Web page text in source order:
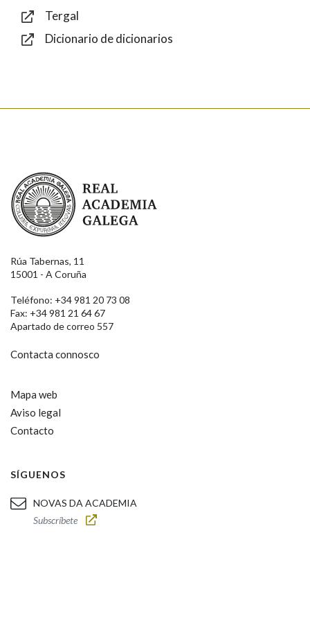
Tergal
Dicionario de dicionarios
Real Academia Galega
Rúa Tabernas, 11
15001 - A Coruña
Teléfono: +34 981 20 73 08
Fax: +34 981 21 64 67
Apartado de correo 557
Contacta connosco
Mapa web
Aviso legal
Contacto
SÍGUENOS
NOVAS DA ACADEMIA
Subscríbete